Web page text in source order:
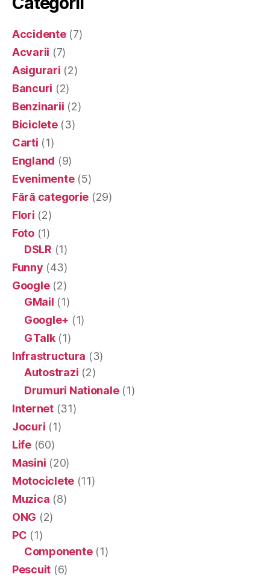
Accidente(7)
Acvarii (7)
Asigurari (2)
Bancuri (2)
Benzinarii (2)
Biciclete(3)
Carti (1)
England (9)
Evenimente(5)
Fără categorie (29)
Flori (2)
Foto(1)
DSLR (1)
Funny (43)
Google(2)
GMail (1)
Google+ (1)
GTalk(1)
Infrastructura (3)
Autostrazi (2)
Drumuri Nationale(1)
Internet(31)
Jocuri (1)
Life(60)
Masini (20)
Motociclete (11)
Muzica (8)
ONG (2)
PC (1)
Componente(1)
Pescuit (6)